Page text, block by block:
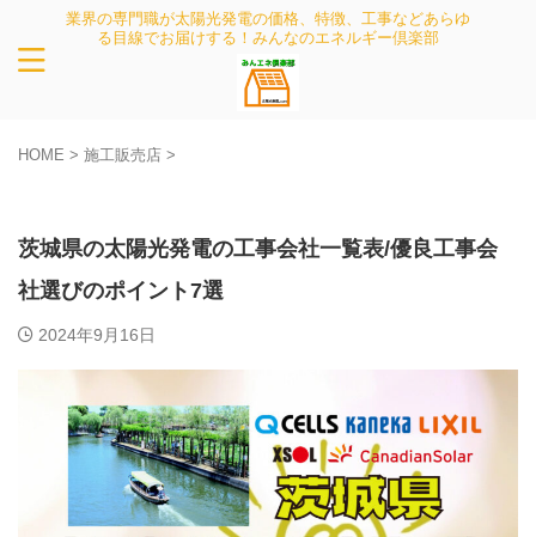
業界の専門職が太陽光発電の価格、特徴、工事などあらゆ
る目線でお届けする！みんなのエネルギー倶楽部
HOME > 施工販売店 >
茨城県の太陽光発電の工事会社一覧表/優良工事会
社選びのポイント7選
2024年9月16日